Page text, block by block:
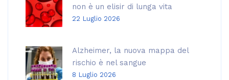
non è un elisir di lunga vita
22 Luglio 2026
Alzheimer, la nuova mappa del
rischio è nel sangue
8 Luglio 2026